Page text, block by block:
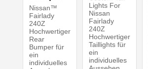
Nissan™
Fairlady
240Z
Hochwertiger
Rear
Bumper für
ein
individuelles
Lights For
Nissan
Fairlady
240Z
Hochwertiger
Taillights für
ein
individuelles